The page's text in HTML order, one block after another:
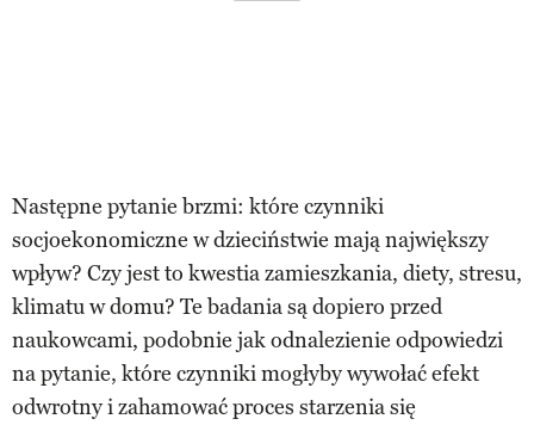
Następne pytanie brzmi: które czynniki
socjoekonomiczne w dzieciństwie mają największy
wpływ? Czy jest to kwestia zamieszkania, diety, stresu,
klimatu w domu? Te badania są dopiero przed
naukowcami, podobnie jak odnalezienie odpowiedzi
na pytanie, które czynniki mogłyby wywołać efekt
odwrotny i zahamować proces starzenia się